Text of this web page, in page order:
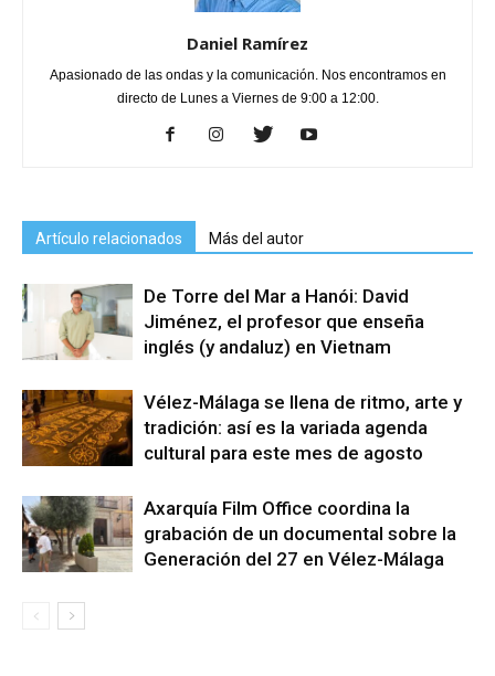
Daniel Ramírez
Apasionado de las ondas y la comunicación. Nos encontramos en
directo de Lunes a Viernes de 9:00 a 12:00.
Artículo relacionados Más del autor
De Torre del Mar a Hanói: David
Jiménez, el profesor que enseña
inglés (y andaluz) en Vietnam
Vélez-Málaga se llena de ritmo, arte y
tradición: así es la variada agenda
cultural para este mes de agosto
Axarquía Film Office coordina la
grabación de un documental sobre la
Generación del 27 en Vélez-Málaga